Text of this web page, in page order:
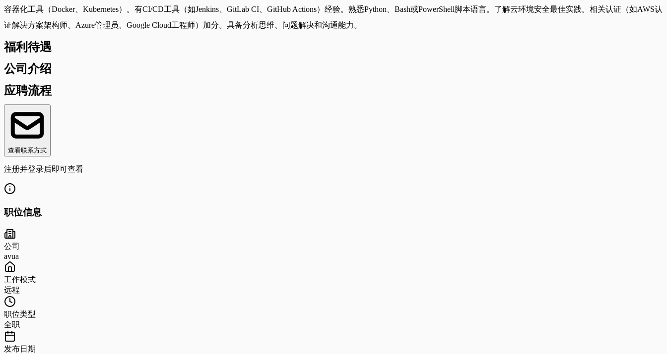
容器化工具（Docker、Kubernetes）。有CI/CD工具（如Jenkins、GitLab CI、GitHub Actions）经验。熟悉Python、Bash或PowerShell脚本语言。了解云环境安全最佳实践。相关认证（如AWS认
证解决方案架构师、Azure管理员、Google Cloud工程师）加分。具备分析思维、问题解决和沟通能力。
福利待遇
公司介绍
应聘流程
查看联系方式
注册并登录后即可查看
职位信息
公司
avua
工作模式
远程
职位类型
全职
发布日期